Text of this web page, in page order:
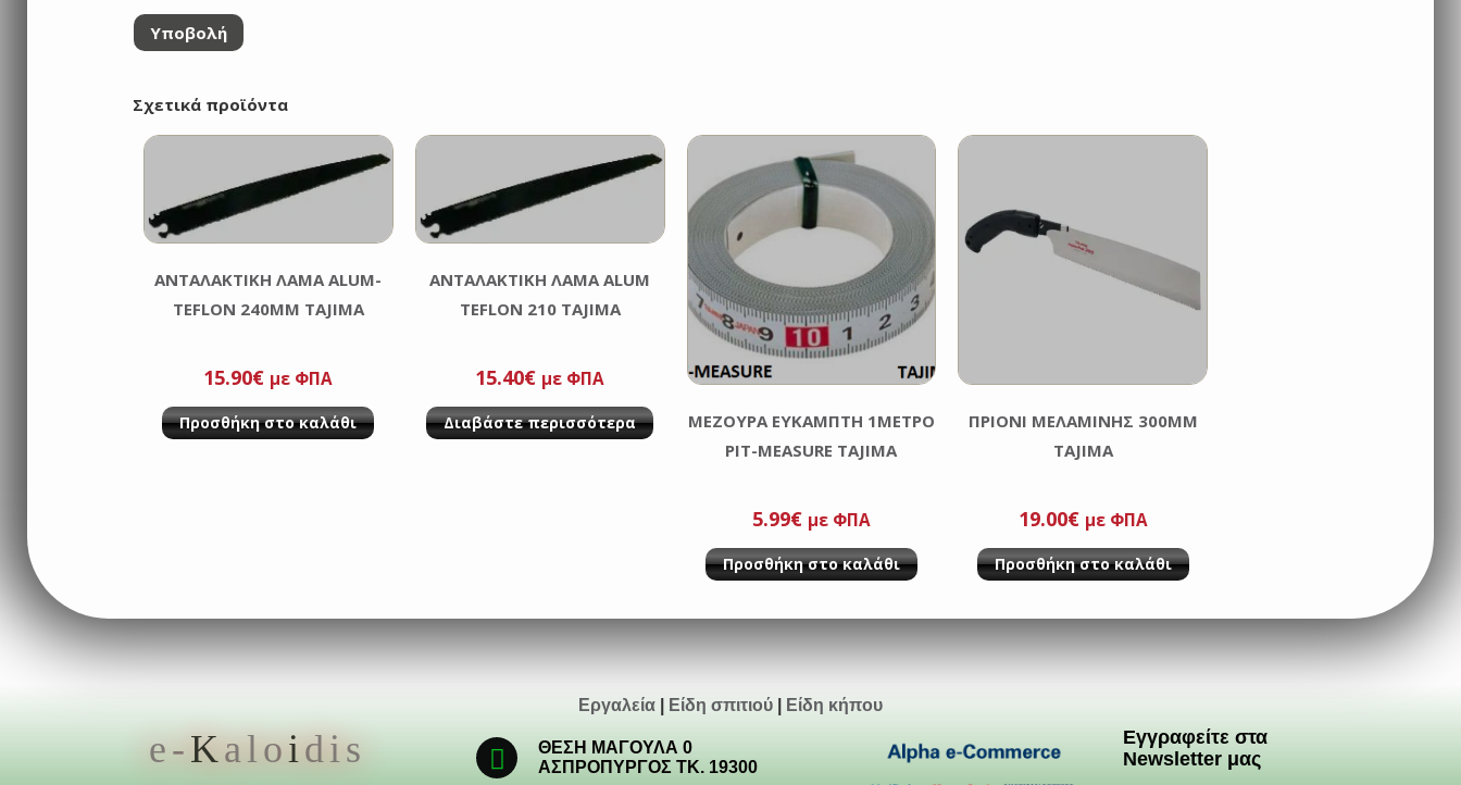
Σχετικά προϊόντα
ΑΝΤΑΛΑΚΤΙΚΗ ΛΑΜΑ ALUM-
TEFLON 240MM TAJIMA
15.90€ με ΦΠΑ
Προσθήκη στο καλάθι
ΑΝΤΑΛΑΚΤΙΚΗ ΛΑΜΑ ALUM
TEFLON 210 TAJIMA
15.40€ με ΦΠΑ
Διαβάστε περισσότερα
ΜΕΖΟΥΡΑ ΕΥΚΑΜΠΤΗ 1MΕΤΡΟ
PIT-MEASURE TAJIMA
5.99€ με ΦΠΑ
Προσθήκη στο καλάθι
ΠΡΙΟΝΙ ΜΕΛΑΜΙΝΗΣ 300MM
TAJIMA
19.00€ με ΦΠΑ
Προσθήκη στο καλάθι
Εργαλεία Είδη σπιτιού Είδη κήπου
e-Kaloidis
ΘΕΣΗ ΜΑΓΟΥΛΑ 0
ΑΣΠΡΟΠΥΡΓΟΣ ΤΚ. 19300
Εγγραφείτε στα
Newsletter μας